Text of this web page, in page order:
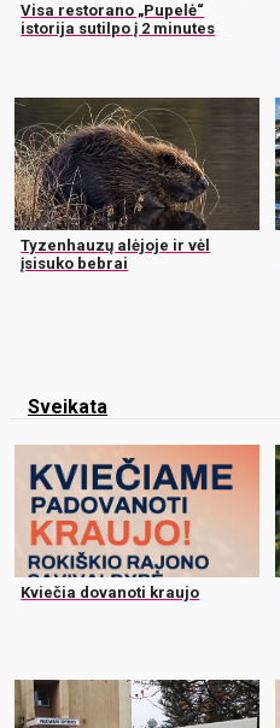
Visa restorano „Pupelė“
istorija sutilpo į 2 minutes
Tyzenhauzų alėjoje ir vėl
įsisuko bebrai
Sveikata
Kviečia dovanoti kraujo